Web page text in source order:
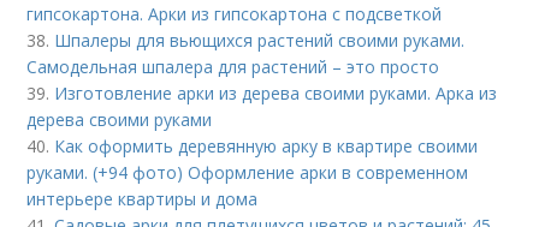
гипсокартона. Арки из гипсокартона с подсветкой
38. Шпалеры для вьющихся растений своими руками.
Самодельная шпалера для растений – это просто
39. Изготовление арки из дерева своими руками. Арка из
дерева своими руками
40. Как оформить деревянную арку в квартире своими
руками. (+94 фото) Оформление арки в современном
интерьере квартиры и дома